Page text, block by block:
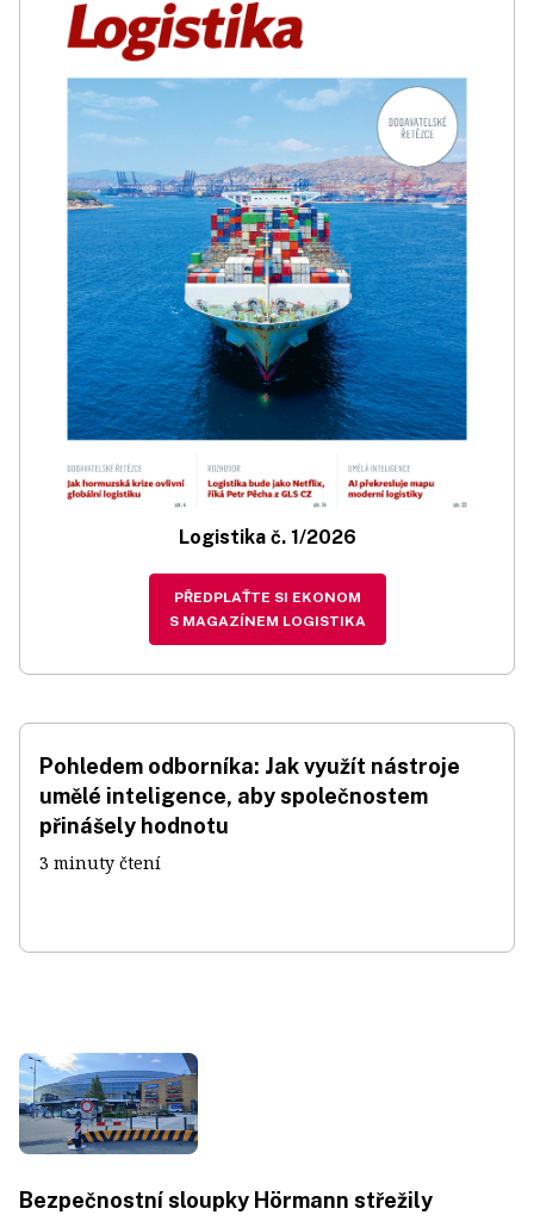
Logistika č. 1/2026
PŘEDPLAŤTE SI EKONOM
S MAGAZÍNEM LOGISTIKA
Pohledem odborníka: Jak využít nástroje
umělé inteligence, aby společnostem
přinášely hodnotu
3 minuty čtení
Bezpečnostní sloupky Hörmann střežily